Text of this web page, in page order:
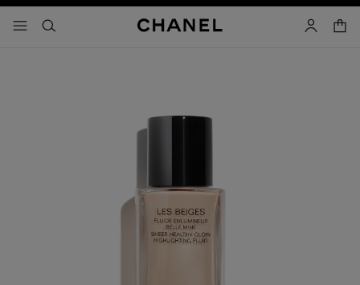
- navegación principal
buscar cuenta